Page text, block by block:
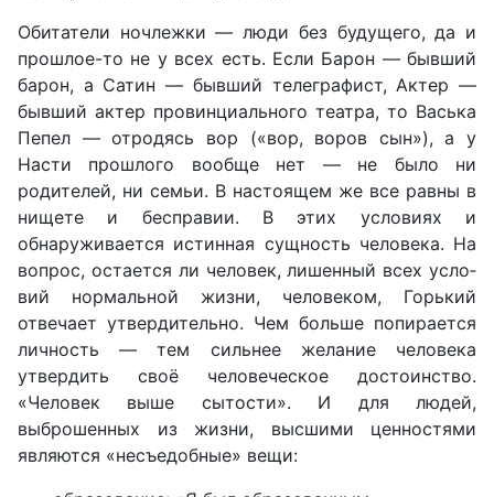
Обитатели ночлежки — люди без будущего, да и
прошлое-то не у всех есть. Если Барон — бывший
барон, а Сатин — бывший телеграфист, Актер —
бывший актер провинциального театра, то Васька
Пепел — отродясь вор («вор, воров сын»), а у
Насти прошлого вообще нет — не было ни
родителей, ни се­мьи. В настоящем же все равны в
нищете и бесправии. В этих условиях и
обнаруживается истинная сущность человека. На
вопрос, остается ли человек, лишенный всех усло­
вий нормальной жизни, человеком, Горький
отвечает утвер­дительно. Чем больше попирается
личность — тем сильнее желание человека
утвердить своё человеческое достоинство.
«Человек выше сытости». И для людей,
выброшенных из жизни, высшими ценностями
являются «несъедобные» вещи: